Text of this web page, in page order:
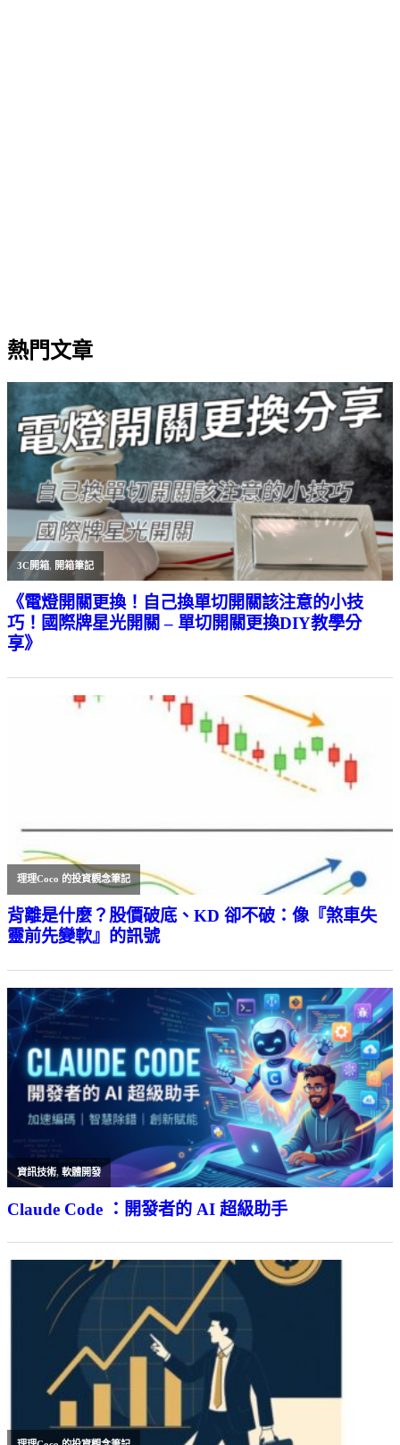
熱門文章
3C開箱, 開箱筆記
《電燈開關更換！自己換單切開關該注意的小技
巧！國際牌星光開關 – 單切開關更換DIY教學分
享》
理理Coco 的投資觀念筆記
背離是什麼？股價破底、KD 卻不破：像『煞車失
靈前先變軟』的訊號
資訊技術,軟體開發
Claude Code ：開發者的 AI 超級助手